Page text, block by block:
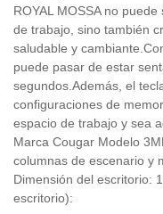
ROYAL MOSSA no
de trabajo, sino también
saludable y
puede pasar de estar
segundos.Además, el
configuraciones de
espacio de trabajo y sea
Marca Cougar Modelo
columnas de escenario y
Dimensión del escritorio:
escritorio):